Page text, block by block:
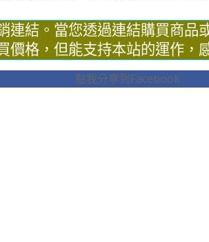
連結。當您透過連結購買商品
價格，但能支持本站的運作，
點我分享到Facebook